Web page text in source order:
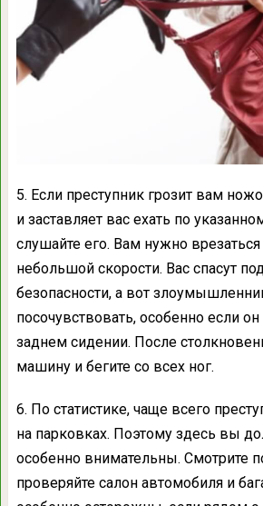
5. Если преступник грозит вам
и заставляет вас ехать по
слушайте его. Вам нужно врезаться
небольшой скорости. Вас спасут
безопасности, а вот
посочувствовать, особенно если
заднем сидении. После
машину и бегите со всех ног.
6. По статистике, чаще всего
на парковках. Поэтому здесь вы
особенно внимательны. Смотрите
проверяйте салон автомобиля и